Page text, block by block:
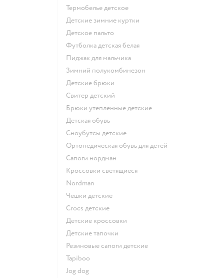
Термобелье детское
Детские зимние куртки
Детское пальто
Футболка детская белая
Пиджак для мальчика
Зимний полукомбинезон
Детские брюки
Свитер детский
Брюки утепленные детские
Детская обувь
Сноубутсы детские
Ортопедическая обувь для детей
Сапоги нордман
Кроссовки светящиеся
Nordman
Чешки детские
Crocs детские
Детские кроссовки
Детские тапочки
Резиновые сапоги детские
Tapiboo
Jog dog